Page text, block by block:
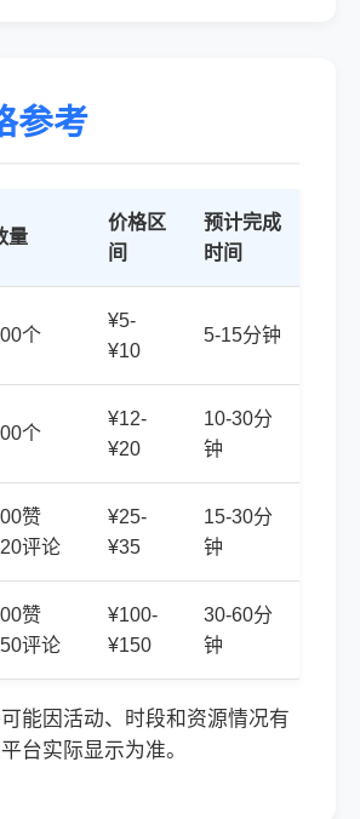
参考
量
价格区
间
预计完成
时间
个
¥5-
¥10
5-15分钟
个
¥12-
¥20
10-30分
钟
赞
评论
¥25-
¥35
15-30分
钟
赞
评论
¥100-
¥150
30-60分
钟
能因活动、时段和资源情况有
台实际显示为准。